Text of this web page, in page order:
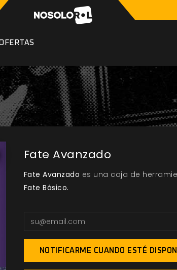
Fate Avanzado
Fate Avanzado es una caja de
Fate Básico.
NOTIFICARME CUANDO ESTÉ